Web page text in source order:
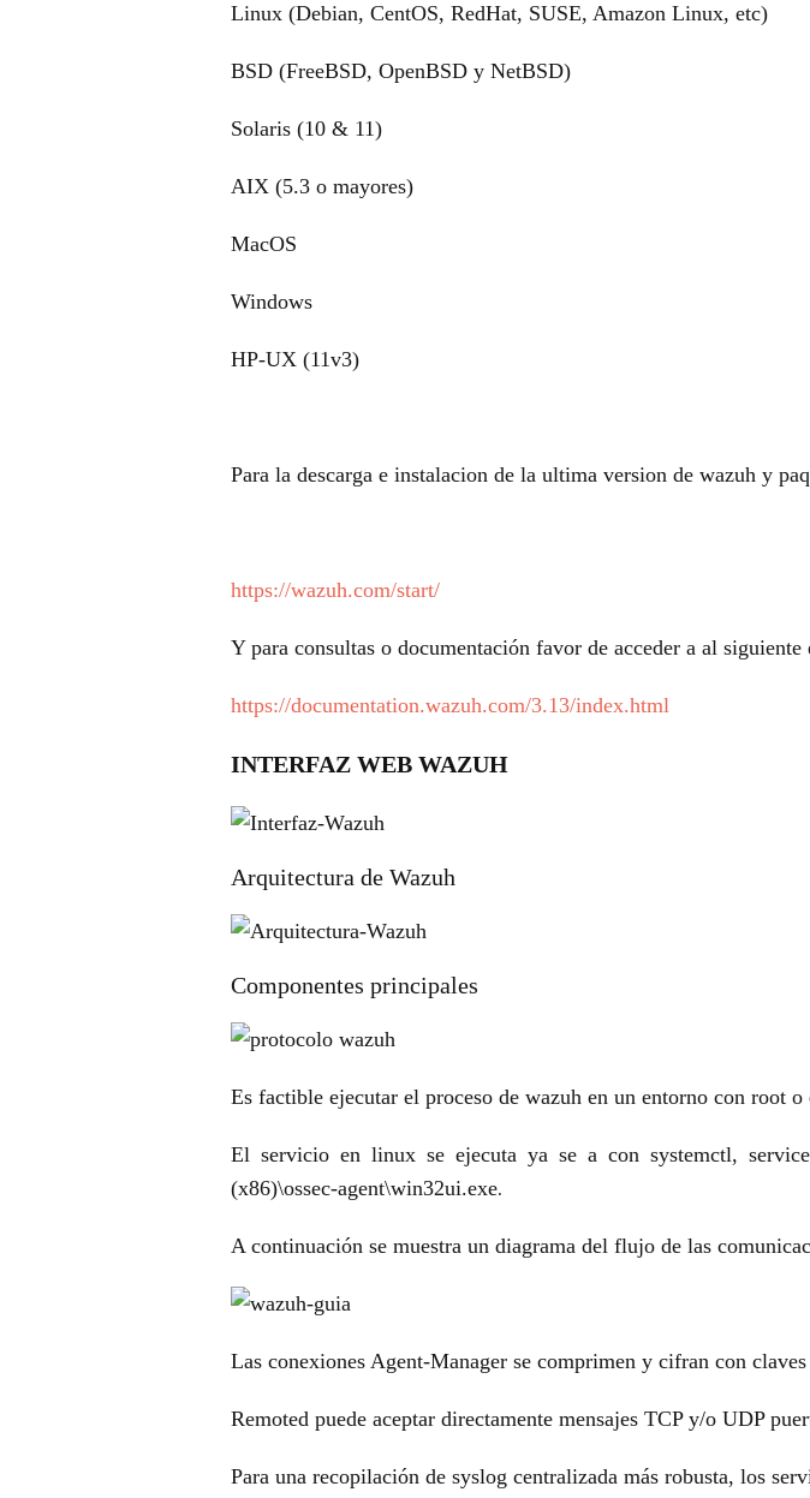
Linux (Debian, CentOS, RedHat, SUSE, Amazon Linux, etc)
BSD (FreeBSD, OpenBSD y NetBSD)
Solaris (10 & 11)
AIX (5.3 o mayores)
MacOS
Windows
HP-UX (11v3)
Para la descarga e instalacion de la ultima version de wazuh y
https://wazuh.com/start/
Y para consultas o documentación favor de acceder a al siguiente
https://documentation.wazuh.com/3.13/index.html
INTERFAZ WEB WAZUH
Arquitectura de Wazuh
Componentes principales
Es factible ejecutar el proceso de wazuh en un entorno con root
El servicio en linux se ejecuta ya se a con systemctl,
(x86)\ossec-agent\win32ui.exe.
A continuación se muestra un diagrama del flujo de las
Las conexiones Agent-Manager se comprimen y cifran con
Remoted puede aceptar directamente mensajes TCP y/o UDP
Para una recopilación de syslog centralizada más robusta, los